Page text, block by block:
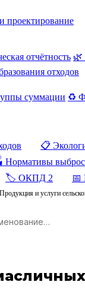
проектирование
отчётность 🌿
отходов
суммации ♻️
📋
Нормативы
🏷️ ОКПД 2 📅
и услуги